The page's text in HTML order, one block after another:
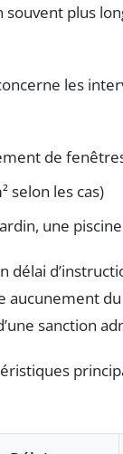
plus
les
de
selon les cas)
une
délai
aucunement
sanction